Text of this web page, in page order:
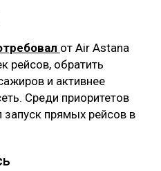
от Air Astana
рейсов, обратить
и активнее
Среди приоритетов
запуск прямых рейсов в